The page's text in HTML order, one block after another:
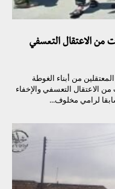
من الاعتقال التعسفي
من أبناء الغوطة
الاعتقال التعسفي والإخفاء
لرامي مخلوف...